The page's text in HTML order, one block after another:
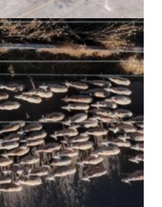
17:08
GRID: «Έξυπνο»
των υδατοδεξαμενών